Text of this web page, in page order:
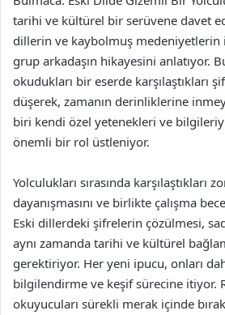
tarihi ve kültürel bir serüvene davet
dillerin ve kaybolmuş
grup arkadaşın hikayesini anlatıyor.
okudukları bir eserde karşılaştıkları
düşerek, zamanın derinliklerine
biri kendi özel yetenekleri ve
önemli bir rol üstleniyor.
Yolculukları sırasında karşılaştıkları
dayanışmasını ve birlikte çalışma
Eski dillerdeki şifrelerin çözülmesi,
aynı zamanda tarihi ve kültürel
gerektiriyor. Her yeni ipucu, onları
bilgilendirme ve keşif sürecine itiyor.
okuyucuları sürekli merak içinde